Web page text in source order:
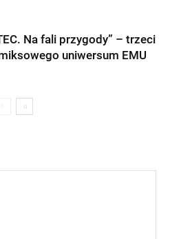
Na fali przygody” – trzeci
uniwersum EMU